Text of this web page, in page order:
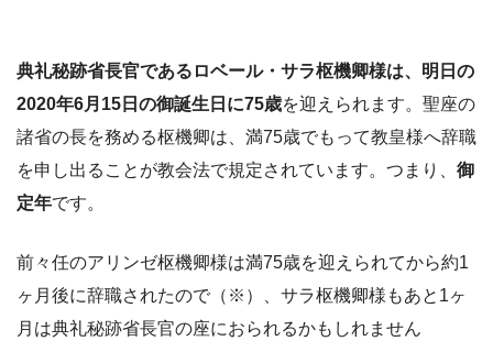
典礼秘跡省長官であるロベール・サラ枢機卿様は、明日の
2020年6月15日の御誕生日に75歳を迎えられます。聖座の
諸省の長を務める枢機卿は、満75歳でもって教皇様へ辞職
を申し出ることが教会法で規定されています。つまり、 御
定年です。
前々任のアリンゼ枢機卿様は満75歳を迎えられてから約1
ヶ月後に辞職されたので（※）、サラ枢機卿様もあと1ヶ
月は典礼秘跡省長官の座におられるかもしれません